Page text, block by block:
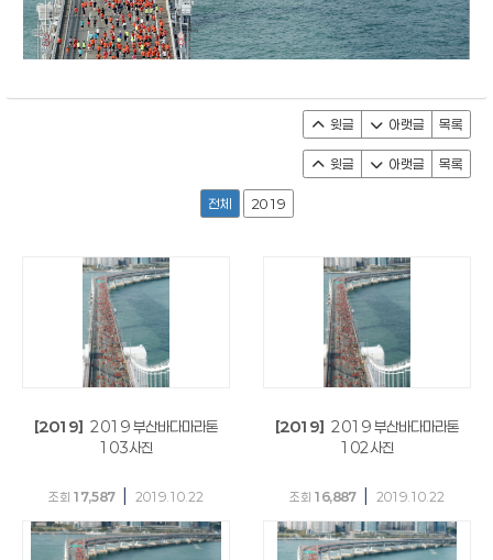
윗글 아랫글 목록
윗글 아랫글 목록
전체 2019
[2019] 2019 부산바다마라톤
103사진
조회 17,587 2019.10.22
[2019] 2019 부산바다마라톤
102사진
조회 16,887 2019.10.22